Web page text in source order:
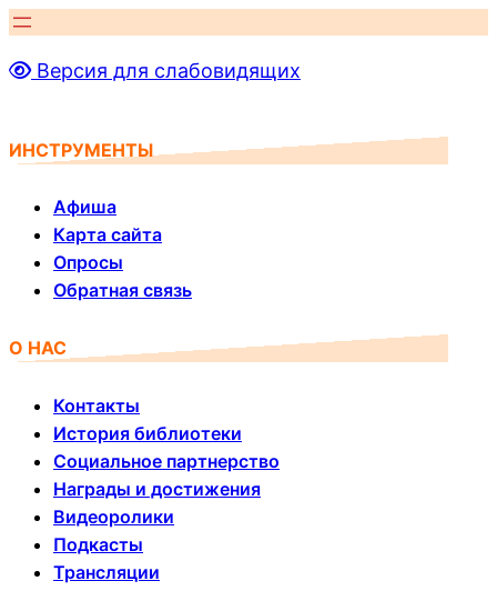
Перейти
содержимому
Версия для слабовидящих
ИНСТРУМЕНТЫ
Афиша
Карта сайта
Опросы
Обратная связь
О НАС
Контакты
История библиотеки
Социальное партнерство
Награды и достижения
Видеоролики
Подкасты
Трансляции